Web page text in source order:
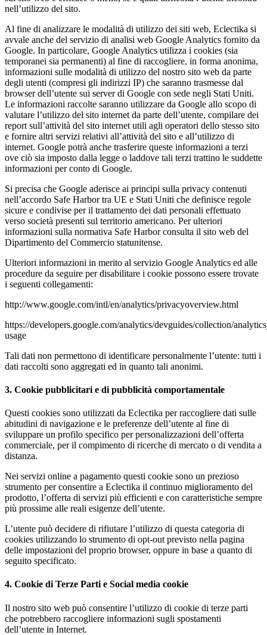
nell’utilizzo del sito.
Al fine di analizzare le modalità di utilizzo dei siti web, Eclectika si
avvale anche del servizio di analisi web Google Analytics fornito da
Google. In particolare, Google Analytics utilizza i cookies (sia
temporanei sia permanenti) al fine di raccogliere, in forma anonima,
informazioni sulle modalità di utilizzo del nostro sito web da parte
degli utenti (compresi gli indirizzi IP) che saranno trasmesse dal
browser dell’utente sui server di Google con sede negli Stati Uniti.
Le informazioni raccolte saranno utilizzare da Google allo scopo di
valutare l’utilizzo del sito internet da parte dell’utente, compilare dei
report sull’attività del sito internet utili agli operatori dello stesso sito
e fornire altri servizi relativi all’attività del sito e all’utilizzo di
internet. Google potrà anche trasferire queste informazioni a terzi
ove ciò sia imposto dalla legge o laddove tali terzi trattino le suddette
informazioni per conto di Google.
Si precisa che Google aderisce ai principi sulla privacy contenuti
nell’accordo Safe Harbor tra UE e Stati Uniti che definisce regole
sicure e condivise per il trattamento dei dati personali effettuato
verso società presenti sul territorio americano. Per ulteriori
informazioni sulla normativa Safe Harbor consulta il sito web del
Dipartimento del Commercio statunitense.
Ulteriori informazioni in merito al servizio Google Analytics ed alle
procedure da seguire per disabilitare i cookie possono essere trovate
i seguenti collegamenti:
http://www.google.com/intl/en/analytics/privacyoverview.html
https://developers.google.com/analytics/devguides/collection/
usage
Tali dati non permettono di identificare personalmente l’utente: tutti i
dati raccolti sono aggregati ed in quanto tali anonimi.
3. Cookie pubblicitari e di pubblicità comportamentale
Questi cookies sono utilizzati da Eclectika per raccogliere dati sulle
abitudini di navigazione e le preferenze dell’utente al fine di
sviluppare un profilo specifico per personalizzazioni dell’offerta
commerciale, per il compimento di ricerche di mercato o di vendita a
distanza.
Nei servizi online a pagamento questi cookie sono un prezioso
strumento per consentire a Eclectika il continuo miglioramento del
prodotto, l’offerta di servizi più efficienti e con caratteristiche sempre
più prossime alle reali esigenze dell’utente.
L’utente può decidere di rifiutare l’utilizzo di questa categoria di
cookies utilizzando lo strumento di opt-out previsto nella pagina
delle impostazioni del proprio browser, oppure in base a quanto di
seguito specificato.
4. Cookie di Terze Parti e Social media cookie
Il nostro sito web può consentire l’utilizzo di cookie di terze parti
che potrebbero raccogliere informazioni sugli spostamenti
dell’utente in Internet.